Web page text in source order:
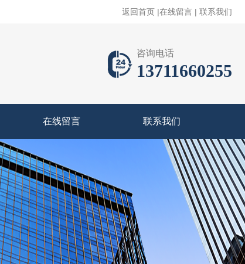
返回首页 |在线留言 | 联系我们
咨询电话
13711660255
在线留言 联系我们